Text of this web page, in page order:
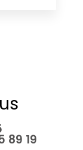
89 19